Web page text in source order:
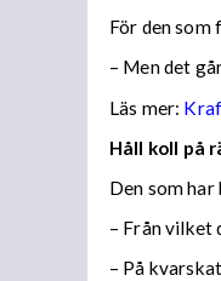
För den
– Men det
Läs mer:
Håll koll på
Den som
– Från vilket
– På